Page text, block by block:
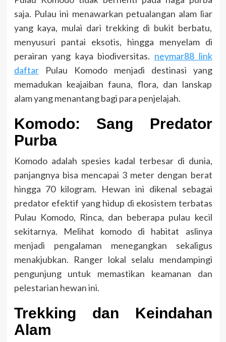
saja. Pulau ini menawarkan petualangan alam liar
yang kaya, mulai dari trekking di bukit berbatu,
menyusuri pantai eksotis, hingga menyelam di
perairan yang kaya biodiversitas. neymar88 link
daftarPulau Komodo menjadi destinasi yang
memadukan keajaiban fauna, flora, dan lanskap
alam yang menantang bagi para penjelajah.
Komodo: Sang Predator
Purba
Komodo adalah spesies kadal terbesar di dunia,
panjangnya bisa mencapai 3 meter dengan berat
hingga 70 kilogram. Hewan ini dikenal sebagai
predator efektif yang hidup di ekosistem terbatas
Pulau Komodo, Rinca, dan beberapa pulau kecil
sekitarnya. Melihat komodo di habitat aslinya
menjadi pengalaman menegangkan sekaligus
menakjubkan. Ranger lokal selalu mendampingi
pengunjung untuk memastikan keamanan dan
pelestarian hewan ini.
Trekking dan Keindahan
Alam